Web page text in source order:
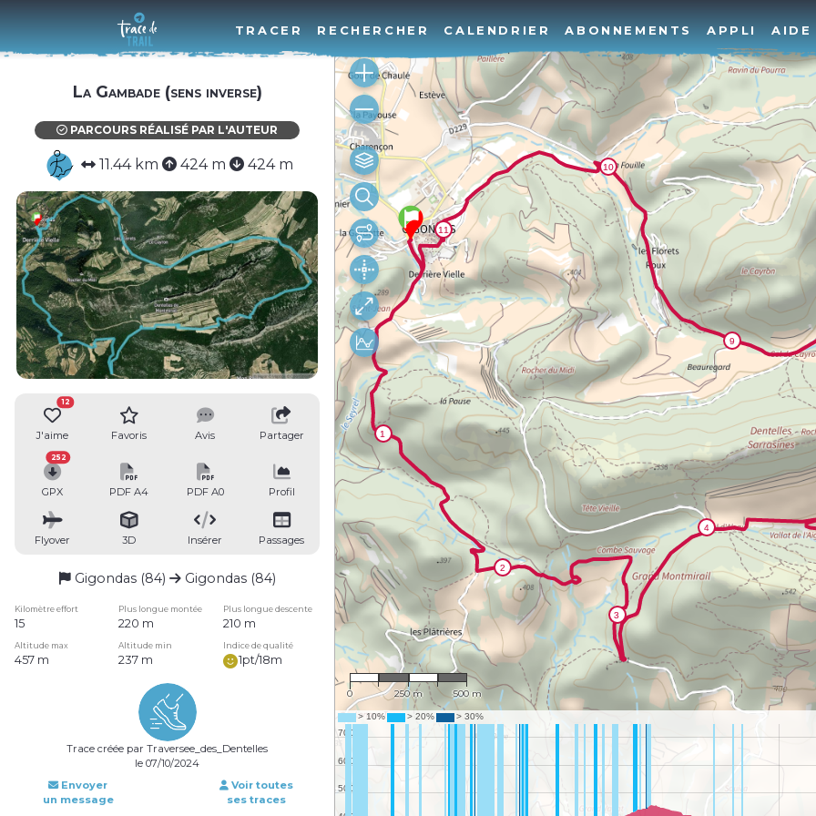
TRACER RECHERCHER CALENDRIER ABONNEMENTS APPLI AIDE
La Gambade (sens inverse)
PARCOURS RÉALISÉ PAR L'AUTEUR
11.44 km 424 m 424 m
J'aime
12
Favoris Avis Partager
GPX
252
PDF A4 PDF A0 Profil
Flyover 3D Insérer Passages
Gigondas (84) Gigondas (84)
Kilomètre effort Plus longue montée Plus longue descente
15 220 m 210 m
Altitude max Altitude min Indice de qualité
457 m 237 m 1pt/18m
Trace créée par Traversee_des_Dentelles
le 07/10/2024
Envoyer
un message
Voir toutes
ses traces
1 : 13,882
0 250 m 500 m